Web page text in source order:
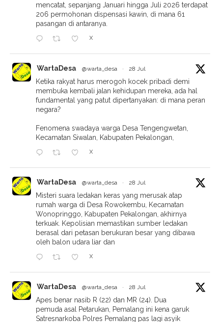
mencatat, sepanjang Januari hingga Juli 2026 terdapat
206 permohonan dispensasi kawin, di mana 61
pasangan di antaranya.
X
WartaDesa @warta_desa · 28 Jul
Ketika rakyat harus merogoh kocek pribadi demi
membuka kembali jalan kehidupan mereka, ada hal
fundamental yang patut dipertanyakan: di mana peran
negara?
Fenomena swadaya warga Desa Tengengwetan,
Kecamatan Siwalan, Kabupaten Pekalongan,
X
WartaDesa @warta_desa · 28 Jul
Misteri suara ledakan keras yang merusak atap
rumah warga di Desa Rowokembu, Kecamatan
Wonopringgo, Kabupaten Pekalongan, akhirnya
terkuak. Kepolisian memastikan sumber ledakan
berasal dari petasan berukuran besar yang dibawa
oleh balon udara liar dan
X
WartaDesa @warta_desa · 28 Jul
Apes benar nasib R (22) dan MR (24). Dua
pemuda asal Petarukan, Pemalang ini kena garuk
Satresnarkoba Polres Pemalang pas lagi asyik